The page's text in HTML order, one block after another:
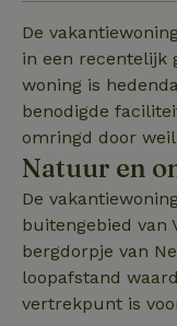
De
in een recentelijk
woning is
benodigde
omringd door
Natuur en
De vakantiewoning voor 4
buitengebied van
bergdorpje van
loopafstand waardoor de woning het perfecte
vertrekpunt is